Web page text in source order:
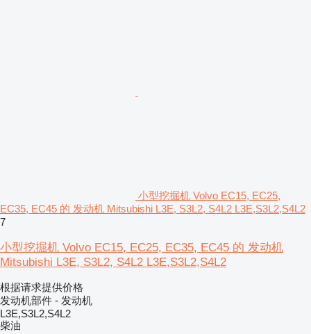
小型挖掘机 Volvo EC15, EC25,
EC35, EC45 的 发动机 Mitsubishi L3E, S3L2, S4L2 L3E,S3L2,S4L2
7
小型挖掘机 Volvo EC15, EC25, EC35, EC45 的 发动机
Mitsubishi L3E, S3L2, S4L2 L3E,S3L2,S4L2
根据请求提供价格
发动机部件 - 发动机
L3E,S3L2,S4L2
柴油